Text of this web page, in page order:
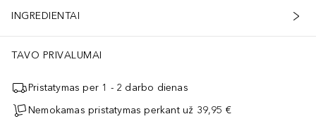
INGREDIENTAI
TAVO PRIVALUMAI
Pristatymas per 1 - 2 darbo dienas
Nemokamas pristatymas perkant už 39,95 €